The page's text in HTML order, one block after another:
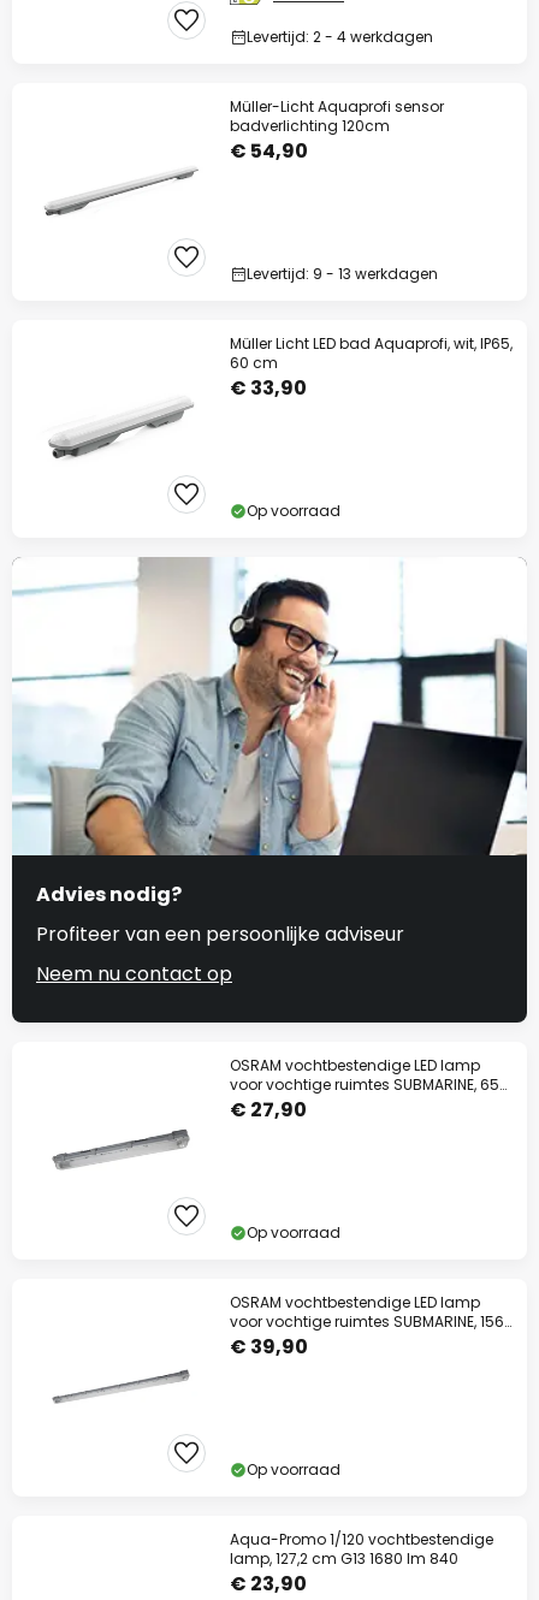
Levertijd: 2 - 4 werkdagen
Müller-Licht Aquaprofi sensor
badverlichting 120cm
€ 54,90
Levertijd: 9 - 13 werkdagen
Müller Licht LED bad Aquaprofi, wit, IP65,
60 cm
€ 33,90
Op voorraad
Advies nodig?
Profiteer van een persoonlijke adviseur
Neem nu contact op
OSRAM vochtbestendige LED lamp
voor vochtige ruimtes SUBMARINE, 65
cm, grijs
€ 27,90
Op voorraad
OSRAM vochtbestendige LED lamp
voor vochtige ruimtes SUBMARINE, 156
cm grijs
€ 39,90
Op voorraad
Aqua-Promo 1/120 vochtbestendige
lamp, 127,2 cm G13 1680 lm 840
€ 23,90